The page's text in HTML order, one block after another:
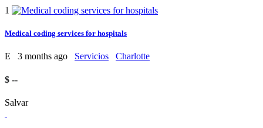
1
Medical coding services for hospitals
E 3 months ago Servicios Charlotte
$ --
Salvar